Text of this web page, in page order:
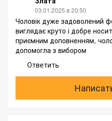
03.01.2025 в 20:50
Чоловік дуже задоволений
виглядає круто і добре
приємним доповненням,
допомогла з вибором
Ответить